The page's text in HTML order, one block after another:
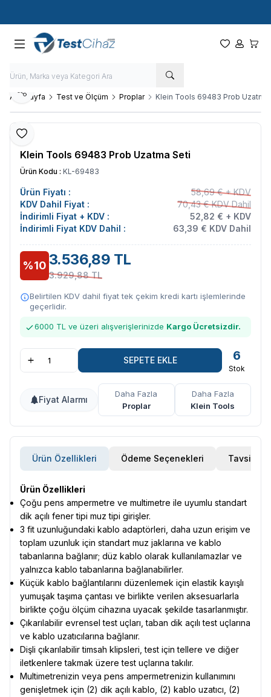
Ana Sayfa Test ve Ölçüm Proplar Klein Tools 69483 Prob Uzatma
Favoriye Ekle
Paylaş
Klein Tools 69483 Prob Uzatma Seti
Ürün Kodu : KL-69483
Ürün Fiyatı :
58,69 € + KDV
KDV Dahil Fiyat :
70,43 € KDV Dahil
İndirimli Fiyat + KDV :
52,82 € + KDV
İndirimli Fiyat KDV Dahil :
63,39 € KDV Dahil
%10 3.536,89 TL
3.929,88 TL
Belirtilen KDV dahil fiyat tek çekim kredi kartı işlemlerinde
geçerlidir.
6000 TL ve üzeri alışverişlerinizde Kargo Ücretsizdir.
SEPETE EKLE 6
Stok
Fiyat Alarmı
Daha Fazla
Proplar
Daha Fazla
Klein Tools
Ürün Özellikleri Ödeme Seçenekleri Tavsiye Et
Ürün Özellikleri
Çoğu pens ampermetre ve multimetre ile uyumlu standart
dik açılı fener tipi muz tipi girişler.
3 fit uzunluğundaki kablo adaptörleri, daha uzun erişim ve
toplam uzunluk için standart muz jaklarına ve kablo
tabanlarına bağlanır; düz kablo olarak kullanılamazlar ve
yalnızca kablo tabanlarına bağlanabilirler.
Küçük kablo bağlantılarını düzenlemek için elastik kayışlı
yumuşak taşıma çantası ve birlikte verilen aksesuarlarla
birlikte çoğu ölçüm cihazına uyacak şekilde tasarlanmıştır.
Çıkarılabilir evrensel test uçları, taban dik açılı test uçlarına
ve kablo uzatıcılarına bağlanır.
Dişli çıkarılabilir timsah klipsleri, test için tellere ve diğer
iletkenlere takmak üzere test uçlarına takılır.
Multimetrenizin veya pens ampermetrenizin kullanımını
genişletmek için (2) dik açılı kablo, (2) kablo uzatıcı, (2)